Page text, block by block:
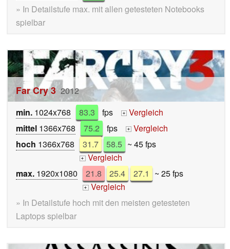
» In Detailstufe max. mit allen getesteten Notebooks
spielbar
Far Cry 3 2012
min. 1024x768 83.3 fps +
Vergleich
mittel 1366x768 75.2 fps +
Vergleich
hoch 1366x768 31.7 58.5 ~ 45 fps
+ Vergleich
max. 1920x1080 21.8 25.4 27.1 ~ 25 fps
+ Vergleich
» In Detailstufe hoch mit den meisten getesteten
Laptops spielbar